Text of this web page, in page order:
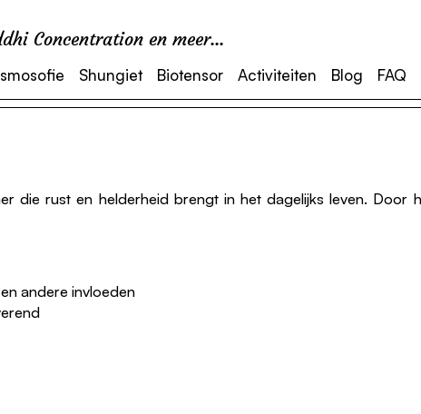
Concentration en meer...
Shungiet Biotensor Activiteiten Blog FAQ
die rust en helderheid brengt in het dagelijks leven. Door
andere invloeden